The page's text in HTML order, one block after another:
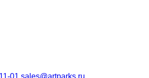
01 sales@artparks.ru